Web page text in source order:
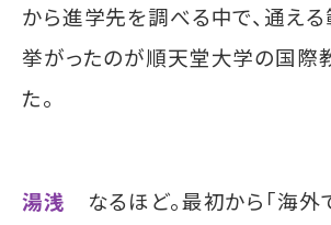
から進学先を調べる中で、通え
挙がったのが順天堂大学の国際
た。
湯浅 なるほど。最初から「海